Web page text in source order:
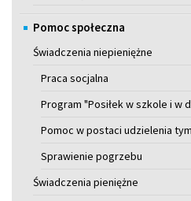
Pomoc społeczna
Świadczenia niepieniężne
Praca socjalna
Program "Posiłek w szkole i w
Pomoc w postaci udzielenia
Sprawienie pogrzebu
Świadczenia pieniężne